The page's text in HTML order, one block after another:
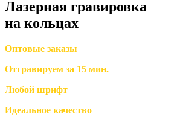
Лазерная гравировка
на кольцах
Оптовые заказы
Отгравируем за 15 мин.
Любой шрифт
Идеальное качество